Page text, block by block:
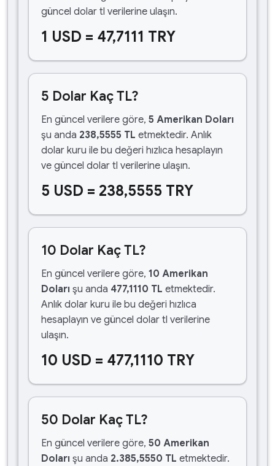
güncel dolar tl verilerine ulaşın.
1 USD = 47,7111 TRY
5 Dolar Kaç TL?
En güncel verilere göre, 5 Amerikan Doları
şu anda 238,5555 TL etmektedir. Anlık
dolar kuru ile bu değeri hızlıca hesaplayın
ve güncel dolar tl verilerine ulaşın.
5 USD = 238,5555 TRY
10 Dolar Kaç TL?
En güncel verilere göre, 10 Amerikan
Doları şu anda 477,1110 TL etmektedir.
Anlık dolar kuru ile bu değeri hızlıca
hesaplayın ve güncel dolar tl verilerine
ulaşın.
10 USD = 477,1110 TRY
50 Dolar Kaç TL?
En güncel verilere göre, 50 Amerikan
Doları şu anda 2.385,5550 TL etmektedir.